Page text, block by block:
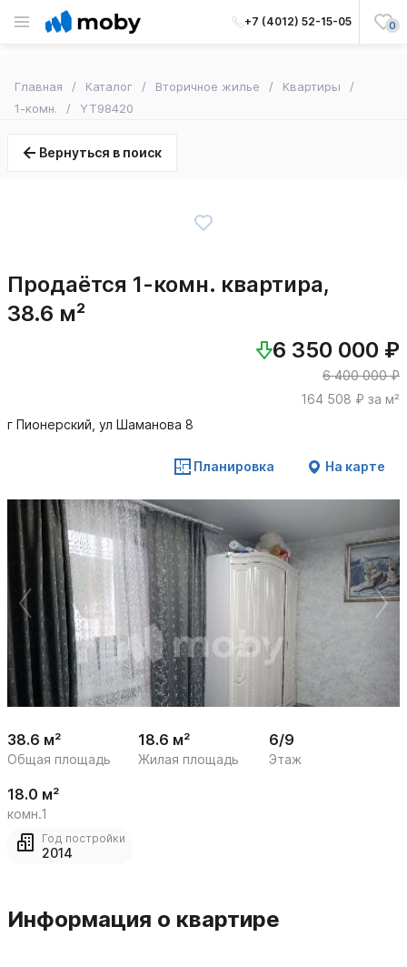
+7 (4012) 52-15-05 0
Главная Каталог Вторичное жилье
Квартиры
1-комн.
YT98420
Вернуться в поиск
Продаётся 1-комн. квартира,
38.6 м²
6 350 000 ₽
6 400 000 ₽
164 508 ₽ за м²
г Пионерский, ул Шаманова 8
Планировка На карте
1
/
38.6 м²
Общая площадь
18.6 м²
Жилая площадь
6/9
Этаж
18.0 м²
комн.1
Год постройки
2014
Информация о квартире